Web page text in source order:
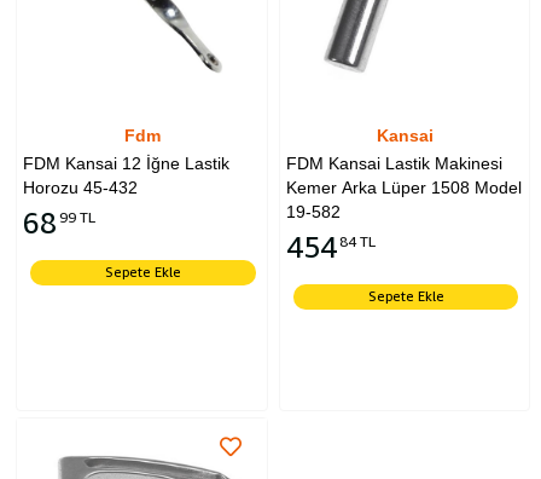
Fdm
FDM Kansai 12 İğne Lastik
Horozu 45-432
68 99 TL
Sepete Ekle
Kansai
FDM Kansai Lastik Makinesi
Kemer Arka Lüper 1508 Model
19-582
45484 TL
Sepete Ekle